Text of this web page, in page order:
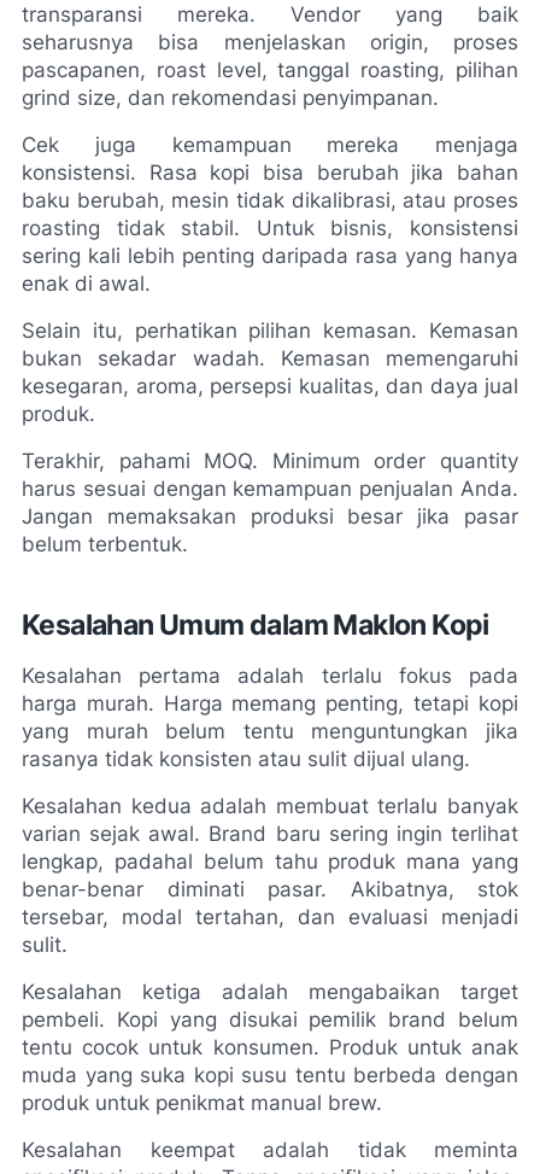
transparansi mereka. Vendor yang baik
seharusnya bisa menjelaskan origin, proses
pascapanen, roast level, tanggal roasting, pilihan
grind size, dan rekomendasi penyimpanan.
Cek juga kemampuan mereka menjaga
konsistensi. Rasa kopi bisa berubah jika bahan
baku berubah, mesin tidak dikalibrasi, atau proses
roasting tidak stabil. Untuk bisnis, konsistensi
sering kali lebih penting daripada rasa yang hanya
enak di awal.
Selain itu, perhatikan pilihan kemasan. Kemasan
bukan sekadar wadah. Kemasan memengaruhi
kesegaran, aroma, persepsi kualitas, dan daya jual
produk.
Terakhir, pahami MOQ. Minimum order quantity
harus sesuai dengan kemampuan penjualan Anda.
Jangan memaksakan produksi besar jika pasar
belum terbentuk.
Kesalahan Umum dalam Maklon Kopi
Kesalahan pertama adalah terlalu fokus pada
harga murah. Harga memang penting, tetapi kopi
yang murah belum tentu menguntungkan jika
rasanya tidak konsisten atau sulit dijual ulang.
Kesalahan kedua adalah membuat terlalu banyak
varian sejak awal. Brand baru sering ingin terlihat
lengkap, padahal belum tahu produk mana yang
benar-benar diminati pasar. Akibatnya, stok
tersebar, modal tertahan, dan evaluasi menjadi
sulit.
Kesalahan ketiga adalah mengabaikan target
pembeli. Kopi yang disukai pemilik brand belum
tentu cocok untuk konsumen. Produk untuk anak
muda yang suka kopi susu tentu berbeda dengan
produk untuk penikmat manual brew.
Kesalahan keempat adalah tidak meminta